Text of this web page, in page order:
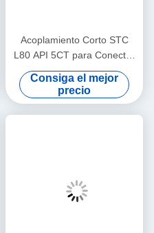
Acoplamiento Corto STC
L80 API 5CT para Conector
de Tubería de Recolección
de Gas Natural y Petróleo de
4-1/2"
Consiga el mejor
precio